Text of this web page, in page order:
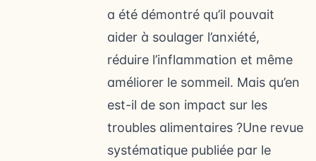
a été démontré qu’il pouvait
aider à soulager l’anxiété,
réduire l’inflammation et même
améliorer le sommeil. Mais qu’en
est-il de son impact sur les
troubles alimentaires ?Une revue
systématique publiée par le